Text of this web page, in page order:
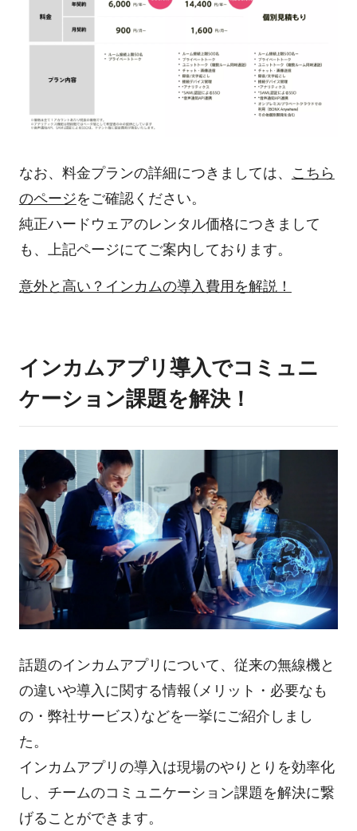
なお、料金プランの詳細につきましては、
こちら
のページをご確認ください。
純正ハードウェアのレンタル価格につきまして
も、上記ページにてご案内しております。
意外と高い？インカムの導入費用を解説！
インカムアプリ導入でコミュニ
ケーション課題を解決！
話題のインカムアプリについて、従来の無線機と
の違いや導入に関する情報（メリット・必要なも
の・弊社サービス）などを一挙にご紹介しまし
た。
インカムアプリの導入は現場のやりとりを効率化
し、チームのコミュニケーション課題を解決に繋
げることができます。